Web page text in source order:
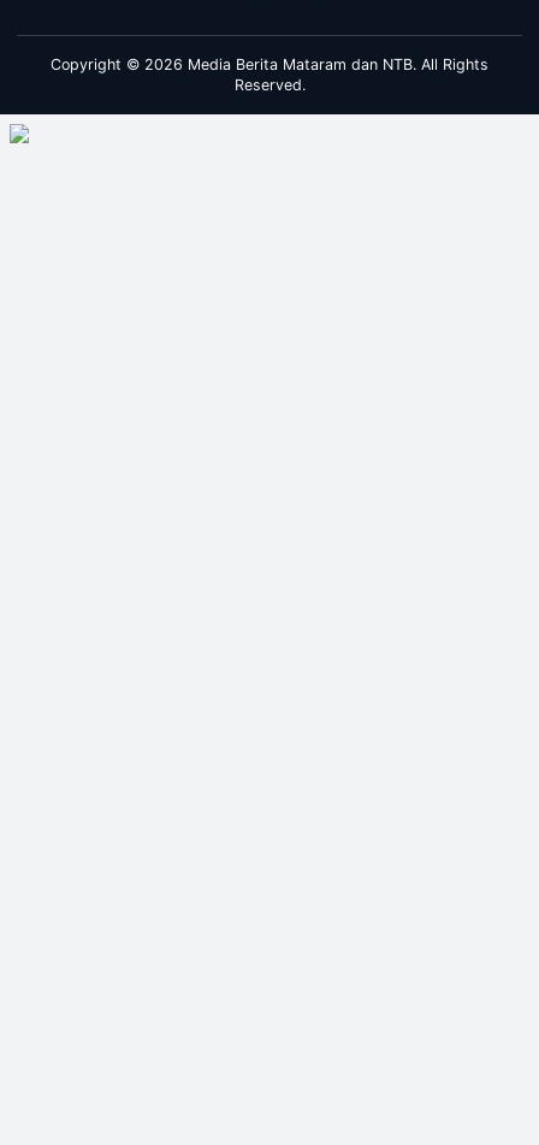
Copyright © 2026 Media Berita Mataram dan NTB. All Rights
Reserved.